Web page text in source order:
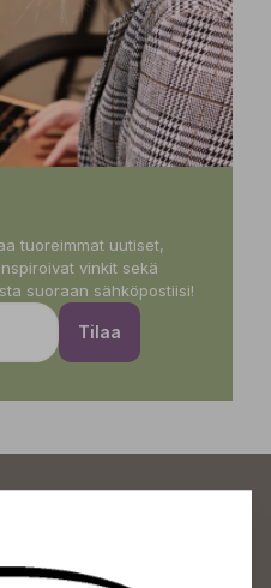
tuoreimmat uutiset,
vinkit sekä
suoraan sähköpostiisi!
Tilaa